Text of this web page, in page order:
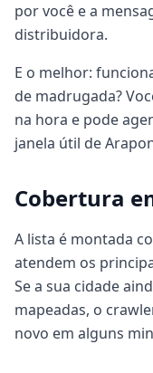
por você e a
distribuidora.
E o melhor:
de madrugada?
na hora e pode
janela útil de
Cobertura
A lista é montada
atendem os
Se a sua cidade
mapeadas, o
novo em alguns